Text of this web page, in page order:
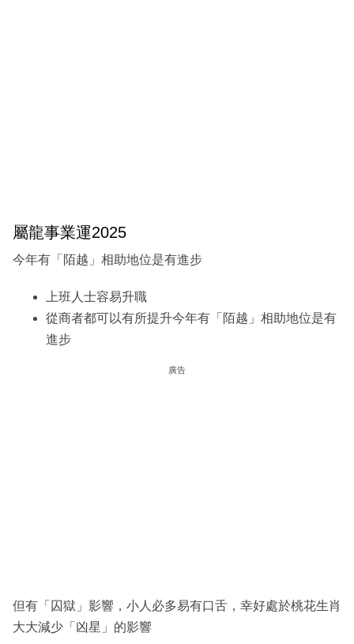
屬龍事業運2025
今年有「陌越」相助地位是有進步
上班人士容易升職
從商者都可以有所提升今年有「陌越」相助地位是有
進步
廣告
但有「囚獄」影響，小人必多易有口舌，幸好處於桃花生肖
大大減少「凶星」的影響